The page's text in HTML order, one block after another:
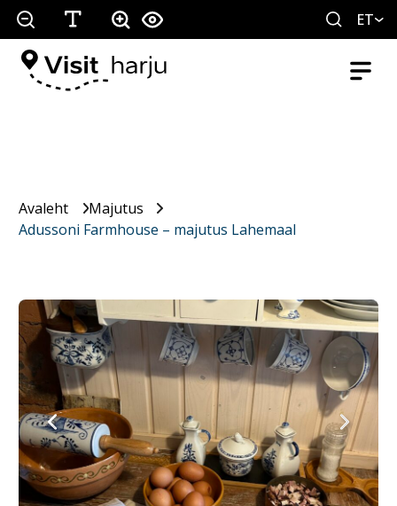
ET
Avaleht
Majutus
Adussoni Farmhouse – majutus Lahemaal